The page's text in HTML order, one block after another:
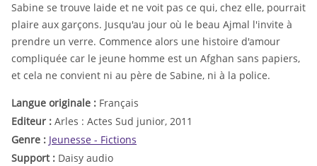
Sabine se trouve laide et ne voit pas ce qui, chez elle, pourrait
plaire aux garçons. Jusqu'au jour où le beau Ajmal l'invite à
prendre un verre. Commence alors une histoire d'amour
compliquée car le jeune homme est un Afghan sans papiers,
et cela ne convient ni au père de Sabine, ni à la police.
Langue originale : Français
Editeur : Arles : Actes Sud junior, 2011
Genre : Jeunesse - Fictions
Support : Daisy audio